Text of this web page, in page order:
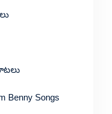
Songs